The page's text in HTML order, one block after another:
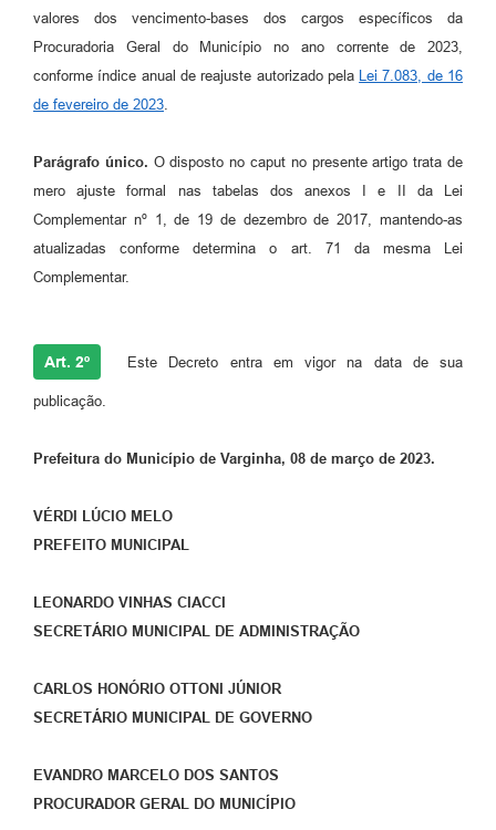
valores dos vencimento-bases dos cargos específicos da
Procuradoria Geral do Município no ano corrente de 2023,
conforme índice anual de reajuste autorizado pela Lei 7.083, de 16
de fevereiro de 2023.
Parágrafo único. O disposto no caput no presente artigo trata de
mero ajuste formal nas tabelas dos anexos I e II da Lei
Complementar nº 1, de 19 de dezembro de 2017, mantendo-as
atualizadas conforme determina o art. 71 da mesma Lei
Complementar.
Art. 2º Este Decreto entra em vigor na data de sua
publicação.
Prefeitura do Município de Varginha, 08 de março de 2023.
VÉRDI LÚCIO MELO
PREFEITO MUNICIPAL
LEONARDO VINHAS CIACCI
SECRETÁRIO MUNICIPAL DE ADMINISTRAÇÃO
CARLOS HONÓRIO OTTONI JÚNIOR
SECRETÁRIO MUNICIPAL DE GOVERNO
EVANDRO MARCELO DOS SANTOS
PROCURADOR GERAL DO MUNICÍPIO